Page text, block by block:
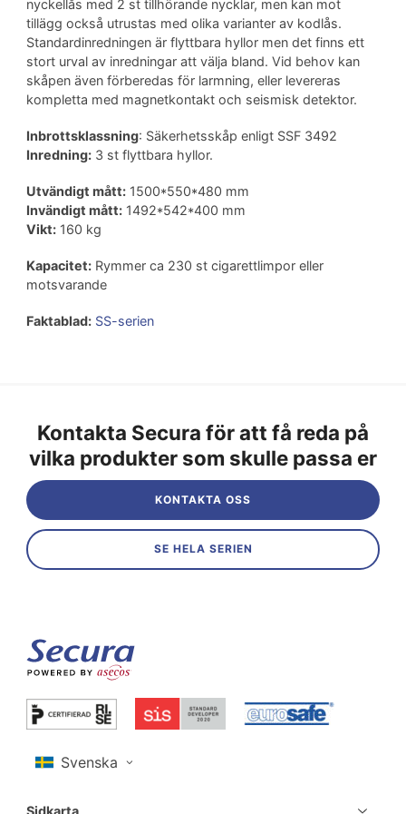
nyckellås med 2 st tillhörande nycklar, men kan mot
tillägg också utrustas med olika varianter av kodlås.
Standardinredningen är flyttbara hyllor men det finns ett
stort urval av inredningar att välja bland. Vid behov kan
skåpen även förberedas för larmning, eller levereras
kompletta med magnetkontakt och seismisk detektor.
Inbrottsklassning: Säkerhetsskåp enligt SSF 3492
Inredning:3 st flyttbara hyllor.
Utvändigt mått:1500*550*480 mm
Invändigt mått:1492*542*400 mm
Vikt:160 kg
Kapacitet:Rymmer ca 230 st cigarettlimpor eller
motsvarande
Faktablad:SS-serien
Kontakta Secura för att få reda på
vilka produkter som skulle passa er
KONTAKTA OSS
SE HELA SERIEN